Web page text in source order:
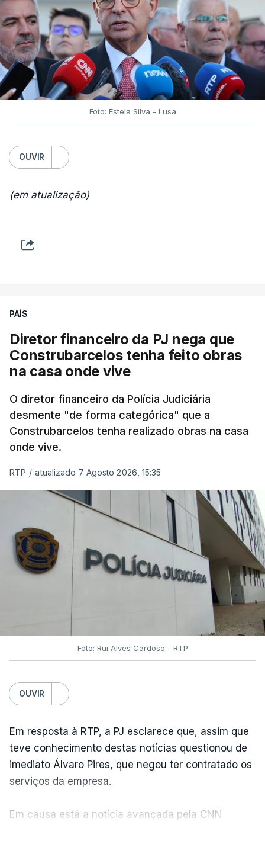
Foto: Estela Silva - Lusa
OUVIR
(em atualização)
PAÍS
Diretor financeiro da PJ nega que
Construbarcelos tenha feito obras
na casa onde vive
O diretor financeiro da Polícia Judiciária
desmente "de forma categórica" que a
Construbarcelos tenha realizado obras na casa
onde vive.
RTP / atualizado 7 Agosto 2026, 15:35
Foto: Rui Alves Cardoso - RTP
OUVIR
Em resposta à RTP, a PJ esclarece que, assim que
teve conhecimento destas notícias questionou de
imediato Álvaro Pires, que negou ter contratado os
serviços da empresa.
Em causa está a notícia avançada pela CNN